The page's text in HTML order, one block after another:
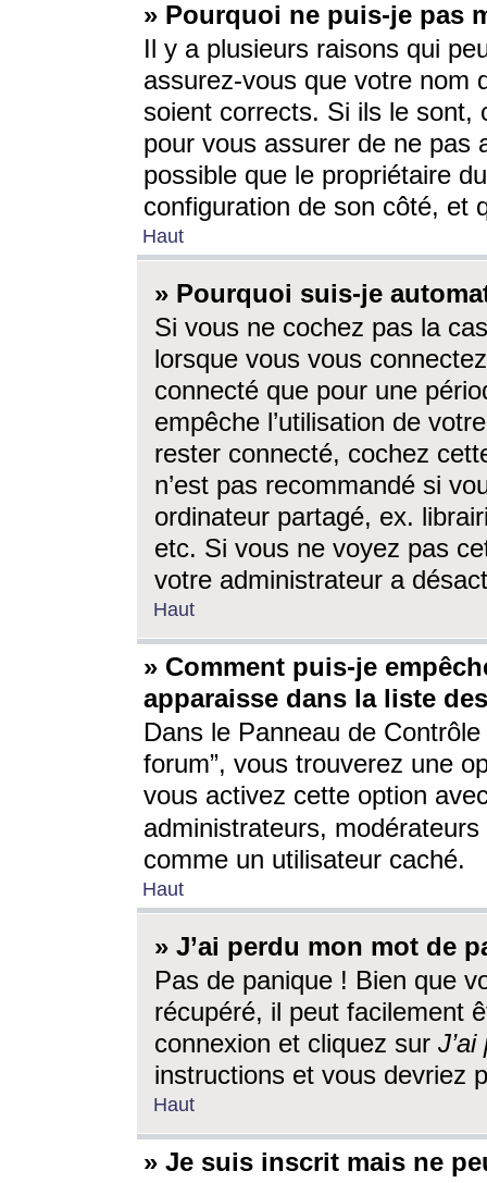
» Pourquoi ne puis-je pas
Il y a plusieurs raisons qui
assurez-vous que votre nom
soient corrects. Si ils le sont,
pour vous assurer de ne pas
possible que le propriétaire
configuration de son côté, et
Haut
» Pourquoi suis-je
Si vous ne cochez pas la
lorsque vous vous
connecté que pour une
empêche l’utilisation de
rester connecté, cochez
n’est pas recommandé si
ordinateur partagé, ex.
etc. Si vous ne voyez pas
votre administrateur a
Haut
» Comment puis-je
apparaisse dans la liste
Dans le Panneau de
forum”, vous trouverez une
vous activez cette option
administrateurs,
comme un utilisateur caché.
Haut
» J’ai perdu mon mot de
Pas de panique ! Bien que
récupéré, il peut facilement
connexion et cliquez sur
instructions et vous devriez
Haut
» Je suis inscrit mais ne